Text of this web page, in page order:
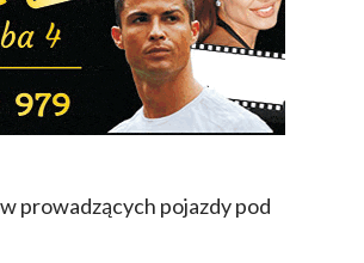
prowadzących pojazdy pod